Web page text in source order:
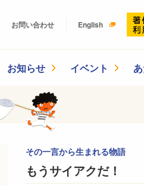
お問い合わせ English
お知らせ イベント
その一言から生まれる物語
もうサイアクだ！